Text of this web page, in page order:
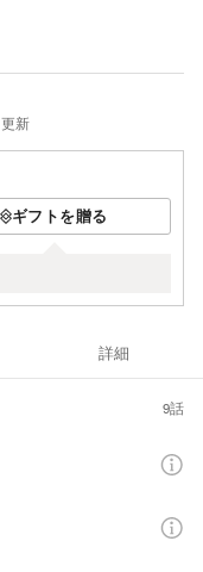
更新
ギフトを贈る
詳細
9話